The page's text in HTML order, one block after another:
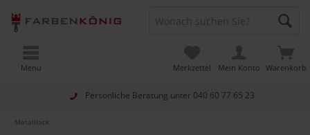
Persönliche Beratung unter 040 60 77 65 23
Warenkorb
Merkzettel Mein Konto
Menü
Metalllack